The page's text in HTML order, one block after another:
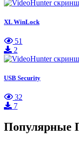
XL WinLock
51
2
USB Security
32
7
Популярные